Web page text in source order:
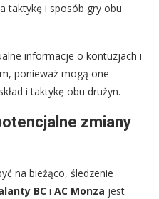
taktykę i sposób gry obu
informacje o kontuzjach i
ponieważ mogą one
i taktykę obu drużyn.
zmiany
na bieżąco, śledzenie
BC i AC Monza jest